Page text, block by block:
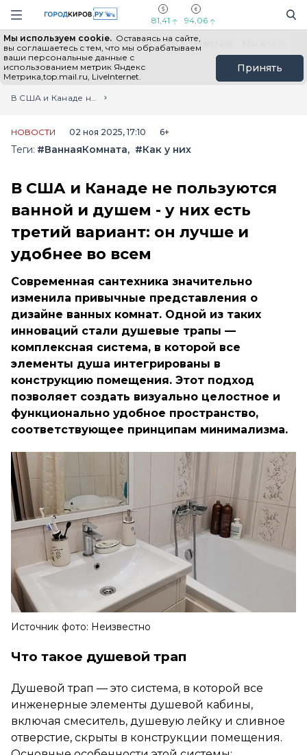
Навигация сайта
81,41 94,06
Мы используем cookie. Оставаясь на сайте,
вы соглашаетесь с тем, что мы обрабатываем
ваши персональные данные с
использованием метрик Яндекс
Метрика,top.mail.ru, LiveInternet.
Принять
Выборы - 2026 Все новости Мы в Telegram
Главная
Лента новостей
В США и Канаде не пользуются ванной и душем - у них есть третий вариант: он лучше и удобнее во всем
НОВОСТИ 02 ноя 2025, 17:10 6+
Теги: #ВаннаяКомната #Как у них
В США и Канаде не пользуются
ванной и душем - у них есть
третий вариант: он лучше и
удобнее во всем
Современная сантехника значительно
изменила привычные представления о
дизайне ванных комнат. Одной из таких
инноваций стали душевые трапы —
комплексная система, в которой все
элементы душа интегрированы в
конструкцию помещения. Этот подход
позволяет создать визуально целостное и
функционально удобное пространство,
соответствующее принципам минимализма.
Источник фото: Неизвестно
Что такое душевой трап
Душевой трап — это система, в которой все
инженерные элементы душевой кабины,
включая смеситель, душевую лейку и сливное
отверстие, скрыты в конструкции помещения.